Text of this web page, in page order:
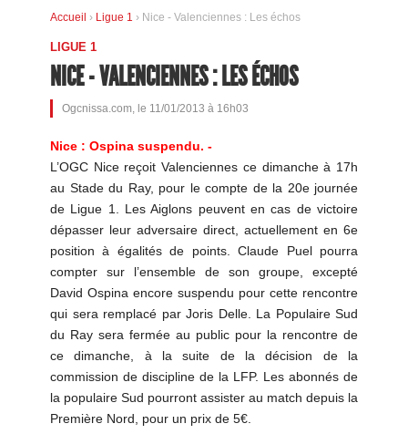
Accueil › Ligue 1 › Nice - Valenciennes : Les échos
LIGUE 1
NICE - VALENCIENNES : LES ÉCHOS
Ogcnissa.com, le 11/01/2013 à 16h03
Nice : Ospina suspendu. -
L’OGC Nice reçoit Valenciennes ce dimanche à 17h
au Stade du Ray, pour le compte de la 20e journée
de Ligue 1. Les Aiglons peuvent en cas de victoire
dépasser leur adversaire direct, actuellement en 6e
position à égalités de points. Claude Puel pourra
compter sur l’ensemble de son groupe, excepté
David Ospina encore suspendu pour cette rencontre
qui sera remplacé par Joris Delle. La Populaire Sud
du Ray sera fermée au public pour la rencontre de
ce dimanche, à la suite de la décision de la
commission de discipline de la LFP. Les abonnés de
la populaire Sud pourront assister au match depuis la
Première Nord, pour un prix de 5€.